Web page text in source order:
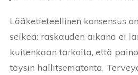
Lääketieteellinen konsensus
selkeä: raskauden aikana ei
kuitenkaan tarkoita, että
täysin hallitsematonta.